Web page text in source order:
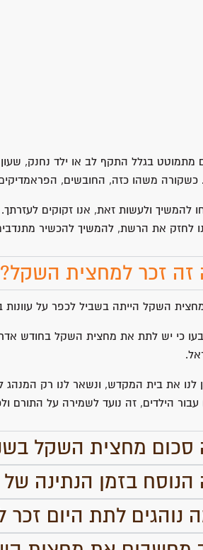
בגלל התקף לב או ילד נחנק, שעון
כשקורה משהו כזה, החובשים,
להמשיך ולעשות זאת, אנו זקוקים
לחזק את הרשת, להמשיך להכשיר מתנדבים
זה זכר למחצית השקל?
השקל הייתה בשביל לכפר על עוונות
כי יש לתת את מחצית השקל בחודש
לנו את בית המקדש, ונשאר לנו רק
עבור הילדים, זה נועד לשמירה על התורם
מחצית השקל בשנת
הנוסח בזמן הנתינה
נוהגים לתת היום